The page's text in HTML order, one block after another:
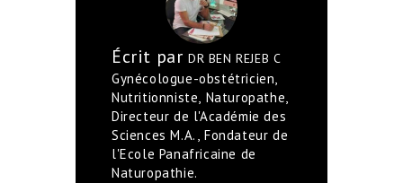
Écrit par DR BEN REJEB C
Gynécologue-obstétricien,
Nutritionniste, Naturopathe,
Directeur de l'Académie des
Sciences M.A., Fondateur de
l'Ecole Panafricaine de
Naturopathie.